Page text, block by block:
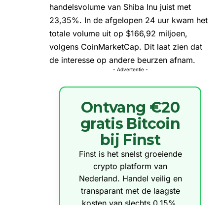
handelsvolume van Shiba Inu juist met
23,35%. In de afgelopen 24 uur kwam het
totale volume uit op $166,92 miljoen,
volgens CoinMarketCap. Dit laat zien dat
de interesse op andere beurzen afnam.
- Advertentie -
Ontvang €20
gratis Bitcoin
bij Finst
Finst is het snelst groeiende
crypto platform van
Nederland. Handel veilig en
transparant met de laagste
kosten van slechts 0,15%.